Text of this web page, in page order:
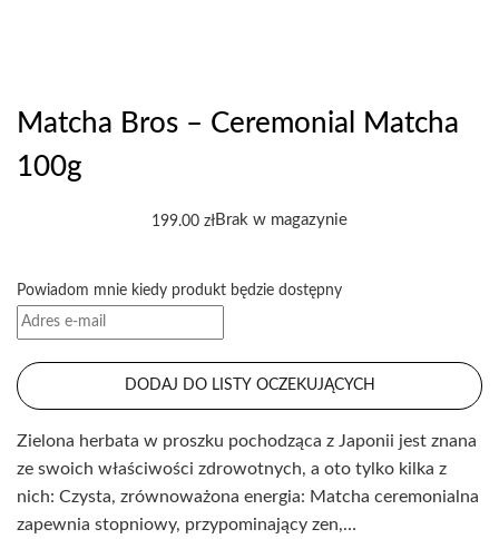
Matcha Bros – Ceremonial Matcha
100g
199.00 złBrak w magazynie
Powiadom mnie kiedy produkt będzie dostępny
DODAJ DO LISTY OCZEKUJĄCYCH
Zielona herbata w proszku pochodząca z Japonii jest znana
ze swoich właściwości zdrowotnych, a oto tylko kilka z
nich: Czysta, zrównoważona energia: Matcha ceremonialna
zapewnia stopniowy, przypominający zen,…